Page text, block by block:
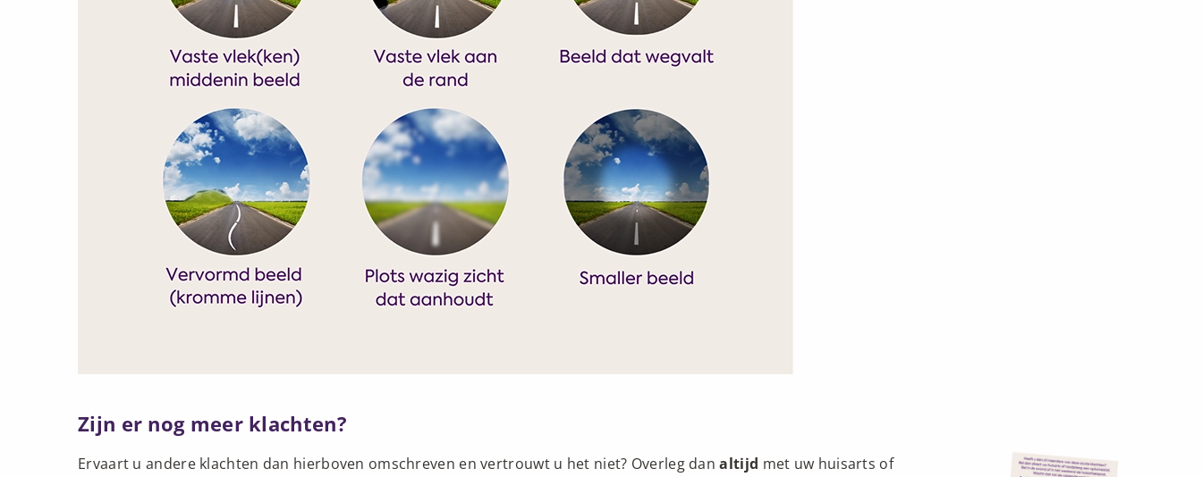
Zijn er nog meer klachten?
Ervaart u andere klachten dan hierboven omschreven en vertrouwt u het niet? Overleg danaltijd met uw huisarts of